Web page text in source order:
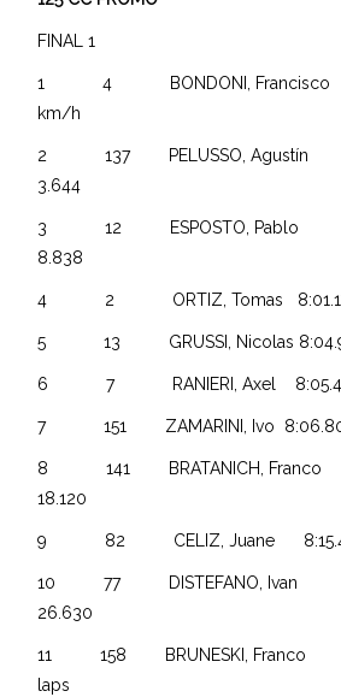
FINAL 1
1 4 BONDONI, Francisco
km/h
2 137 PELUSSO,
3.644
3 12 ESPOSTO,
8.838
4 2 ORTIZ, Tomas
5 13 GRUSSI, Nicolas
6 7 RANIERI, Axel
7 151 ZAMARINI, Ivo
8 141 BRATANICH,
18.120
9 82 CELIZ, Juane
10 77 DISTEFANO,
26.630
11 158 BRUNESKI,
laps